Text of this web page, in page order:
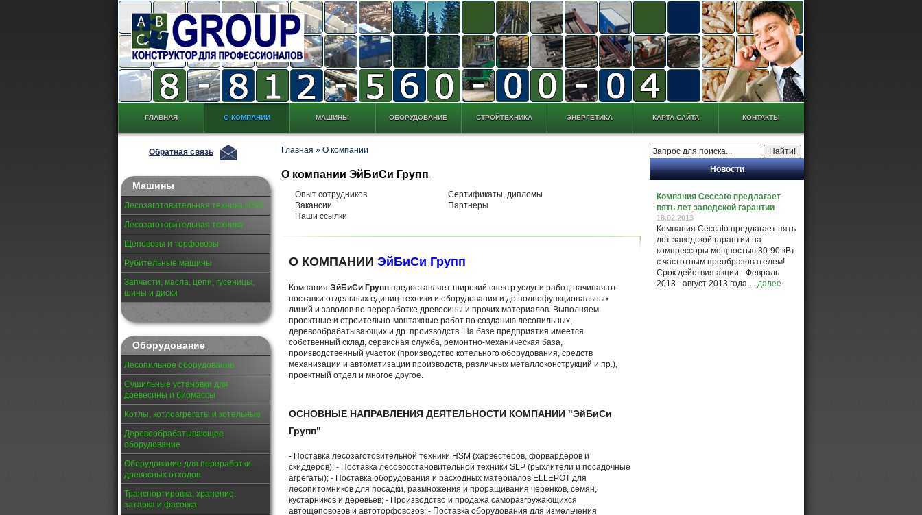
ГЛАВНАЯ О КОМПАНИИ МАШИНЫ ОБОРУДОВАНИЕ СТРОЙТЕХНИКА ЭНЕРГЕТИКА КАРТА САЙТА КОНТАКТЫ
Обратная связь
Машины
Лесозаготовительная техника HSM
Лесозаготовительная техника
Щеповозы и торфовозы
Рубительные машины
Запчасти, масла, цепи, гусеницы,
шины и диски
Оборудование
Лесопильное оборудование
Сушильные установки для
древесины и биомассы
Котлы, котлоагрегаты и котельные
Деревообрабатывающее
оборудование
Оборудование для переработки
древесных отходов
Транспортировка, хранение,
затарка и фасовка
Главная » О компании
О компании ЭйБиСи Групп
Опыт сотрудников
Сертификаты, дипломы
Вакансии
Партнеры
Наши ссылки
О КОМПАНИИ ЭйБиСи Групп
Компания ЭйБиСи Групп предоставляет широкий спектр услуг и работ, начиная от
поставки отдельных единиц техники и оборудования и до полнофункциональных
линий и заводов по переработке древесины и прочих материалов. Выполняем
проектные и строительно-монтажные работ по созданию лесопильных,
деревообрабатывающих и др. производств. На базе предприятия имеется
собственный склад, сервисная служба, ремонтно-механическая база,
производственный участок (производство котельного оборудования, средств
механизации и автоматизации производств, различных металлоконструкций и пр.),
проектный отдел и многое другое.
ОСНОВНЫЕ НАПРАВЛЕНИЯ ДЕЯТЕЛЬНОСТИ КОМПАНИИ "ЭйБиСи
Групп"
- Поставка лесозаготовительной техники HSM (харвестеров, форвардеров и
скиддеров); - Поставка лесовосстановительной техники SLP (рыхлители и посадочные
агрегаты); - Поставка оборудования и расходных материалов ELLEPOT для
лесопитомников для посадки, размножения и проращивания черенков, семян,
кустарников и деревьев; - Производство и продажа саморазгружающихся
автощеповозов и автоторфовозов; - Поставка оборудования для измельчения
Новости
Компания Ceccato предлагает
пять лет заводской гарантии
18.02.2013
Компания Ceccato предлагает пять
лет заводской гарантии на
компрессоры мощностью 30-90 кВт
с частотным преобразователем!
Срок действия акции - Февраль
2013 - август 2013 года.... далее